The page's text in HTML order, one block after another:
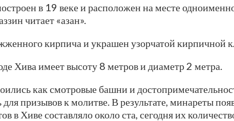
в 19 веке и расположен на месте
читает «азан».
кирпича и украшен узорчатой кирпичной
Хива имеет высоту 8 метров и диаметр 2 метра.
как смотровые башни и
призывов к молитве. В результате, минареты
в Хиве составляло около ста, сегодня их